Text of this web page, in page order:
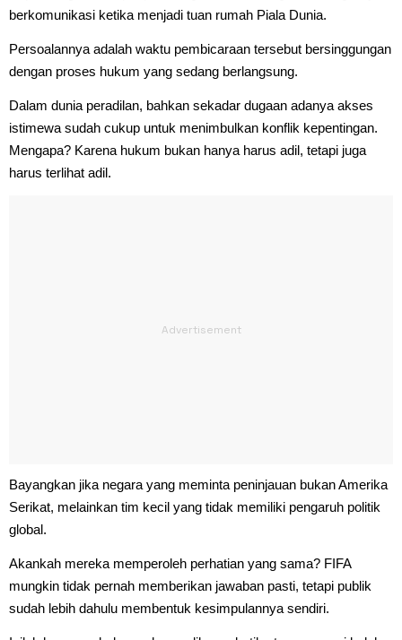
berkomunikasi ketika menjadi tuan rumah Piala Dunia.
Persoalannya adalah waktu pembicaraan tersebut bersinggungan
dengan proses hukum yang sedang berlangsung.
Dalam dunia peradilan, bahkan sekadar dugaan adanya akses
istimewa sudah cukup untuk menimbulkan konflik kepentingan.
Mengapa? Karena hukum bukan hanya harus adil, tetapi juga
harus terlihat adil.
Bayangkan jika negara yang meminta peninjauan bukan Amerika
Serikat, melainkan tim kecil yang tidak memiliki pengaruh politik
global.
Akankah mereka memperoleh perhatian yang sama? FIFA
mungkin tidak pernah memberikan jawaban pasti, tetapi publik
sudah lebih dahulu membentuk kesimpulannya sendiri.